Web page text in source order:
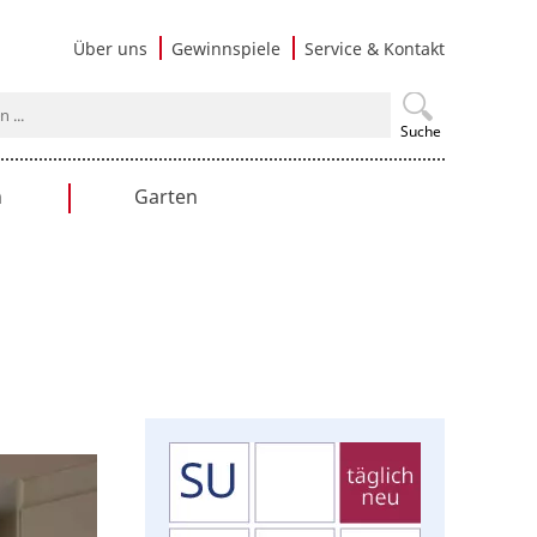
Über uns Gewinnspiele Service & Kontakt
Suche
Garten